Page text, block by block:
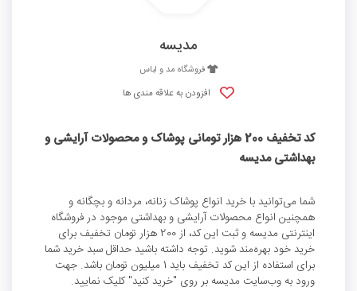
مدیسه
فروشگاه مد و لباس
افزودن به علاقه مندی ها
کد تخفیف 200 هزار تومانی پوشاک و محصولات آرایشی و
بهداشتی مدیسه
شما می‌توانید با خرید انواع پوشاک زنانه، مردانه و بچگانه و
همچنین انواع محصولات آرایشی و بهداشتی موجود در فروشگاه
اینترنتی مدیسه و ثبت این کد، از 200 هزار تومان تخفیف برای
خرید خود بهره‌مند شوید. توجه داشته باشید حداقل سبد خرید شما
برای استفاده از این کد تخفیف باید 1 میلیون تومان باشد. جهت
ورود به وب‌سایت مدیسه بر روی "خرید کنید" کلیک نمایید.